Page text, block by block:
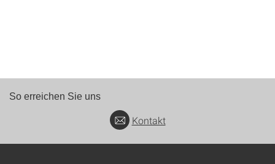
So erreichen Sie uns
Kontakt